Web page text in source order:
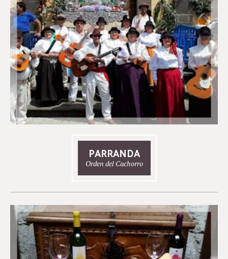
PARRANDA
Orden del Cachorro